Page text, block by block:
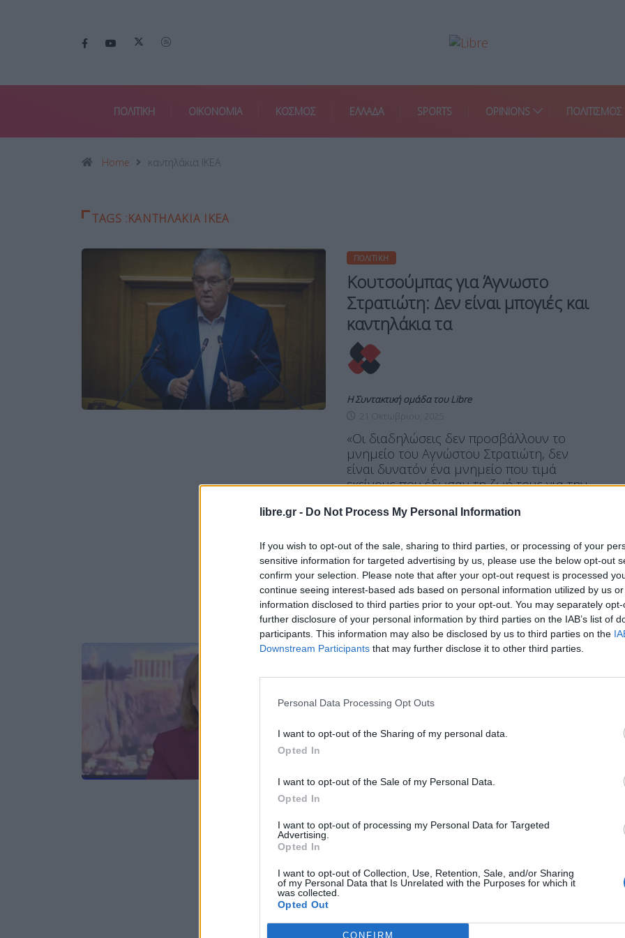
libre.gr - Do Not Process My Personal Information
If you wish to opt-out of the sale, sharing to third parties, or processing of your
sensitive information for targeted advertising by us, please use the below opt-out
confirm your selection. Please note that after your opt-out request is processed
continue seeing interest-based ads based on personal information utilized by us
information disclosed to third parties prior to your opt-out. You may separately
further disclosure of your personal information by third parties on the IAB’s list of
participants. This information may also be disclosed by us to third parties on the
Downstream Participants that may further disclose it to other third parties.
Personal Data Processing Opt Outs
I want to opt-out of the Sharing of my personal data.
Opted In
I want to opt-out of the Sale of my Personal Data.
Opted In
I want to opt-out of processing my Personal Data for Targeted
Advertising.
Opted In
I want to opt-out of Collection, Use, Retention, Sale, and/or Sharing
of my Personal Data that Is Unrelated with the Purposes for which it
was collected.
Opted Out
CONFIRM
ΠΟΛΙΤΙΚΗ ΟΙΚΟΝΟΜΙΑ ΚΟΣΜΟΣ ΕΛΛΑΔΑ SPORTS OPINIONS ΠΟΛΙΤΙΣΜΟΣ
Home καντηλάκια ΙΚΕΑ
TAGS :ΚΑΝΤΗΛΆΚΙΑ ΙΚΕΑ
ΠΟΛΙΤΙΚΉ
Κουτσούμπας για Άγνωστο
Στρατιώτη: Δεν είναι μπογιές και
καντηλάκια τα
Η Συντακτική ομάδα του Libre
21 Οκτωβρίου, 2025
«Οι διαδηλώσεις δεν προσβάλλουν το
μνημείο του Αγνώστου Στρατιώτη, δεν
είναι δυνατόν ένα μνημείο που τιμά
εκείνους που έδωσαν τη ζωή τους για την
αύριο για αυτή την πατρίδα, να
ίδιου του ελληνικού λαού, από τα
σπλάχνα του οποίου βγήκαν όλοι αυτοί οι
ήρωες». […]
ΠΕΡΙΣΣΌΤΕΡΑ ...
ΠΟΛΙΤΙΚΉ
Μπακογιάννη: “Το μνημείο του
Άγνωστου Στρατιώτη δεν είναι
Η πολιτική αντιπαράθεση κυβέρνησης και
Μπακογιάννη, μιλώντας στο OPEN,
εξέφρασε την ενόχλησή της για την
μπροστά από το Μνημείο του Άγνωστου